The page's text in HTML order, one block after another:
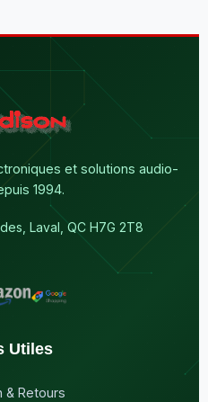
et solutions audio-
1994.
Laval, QC H7G 2T8
Utiles
& Retours